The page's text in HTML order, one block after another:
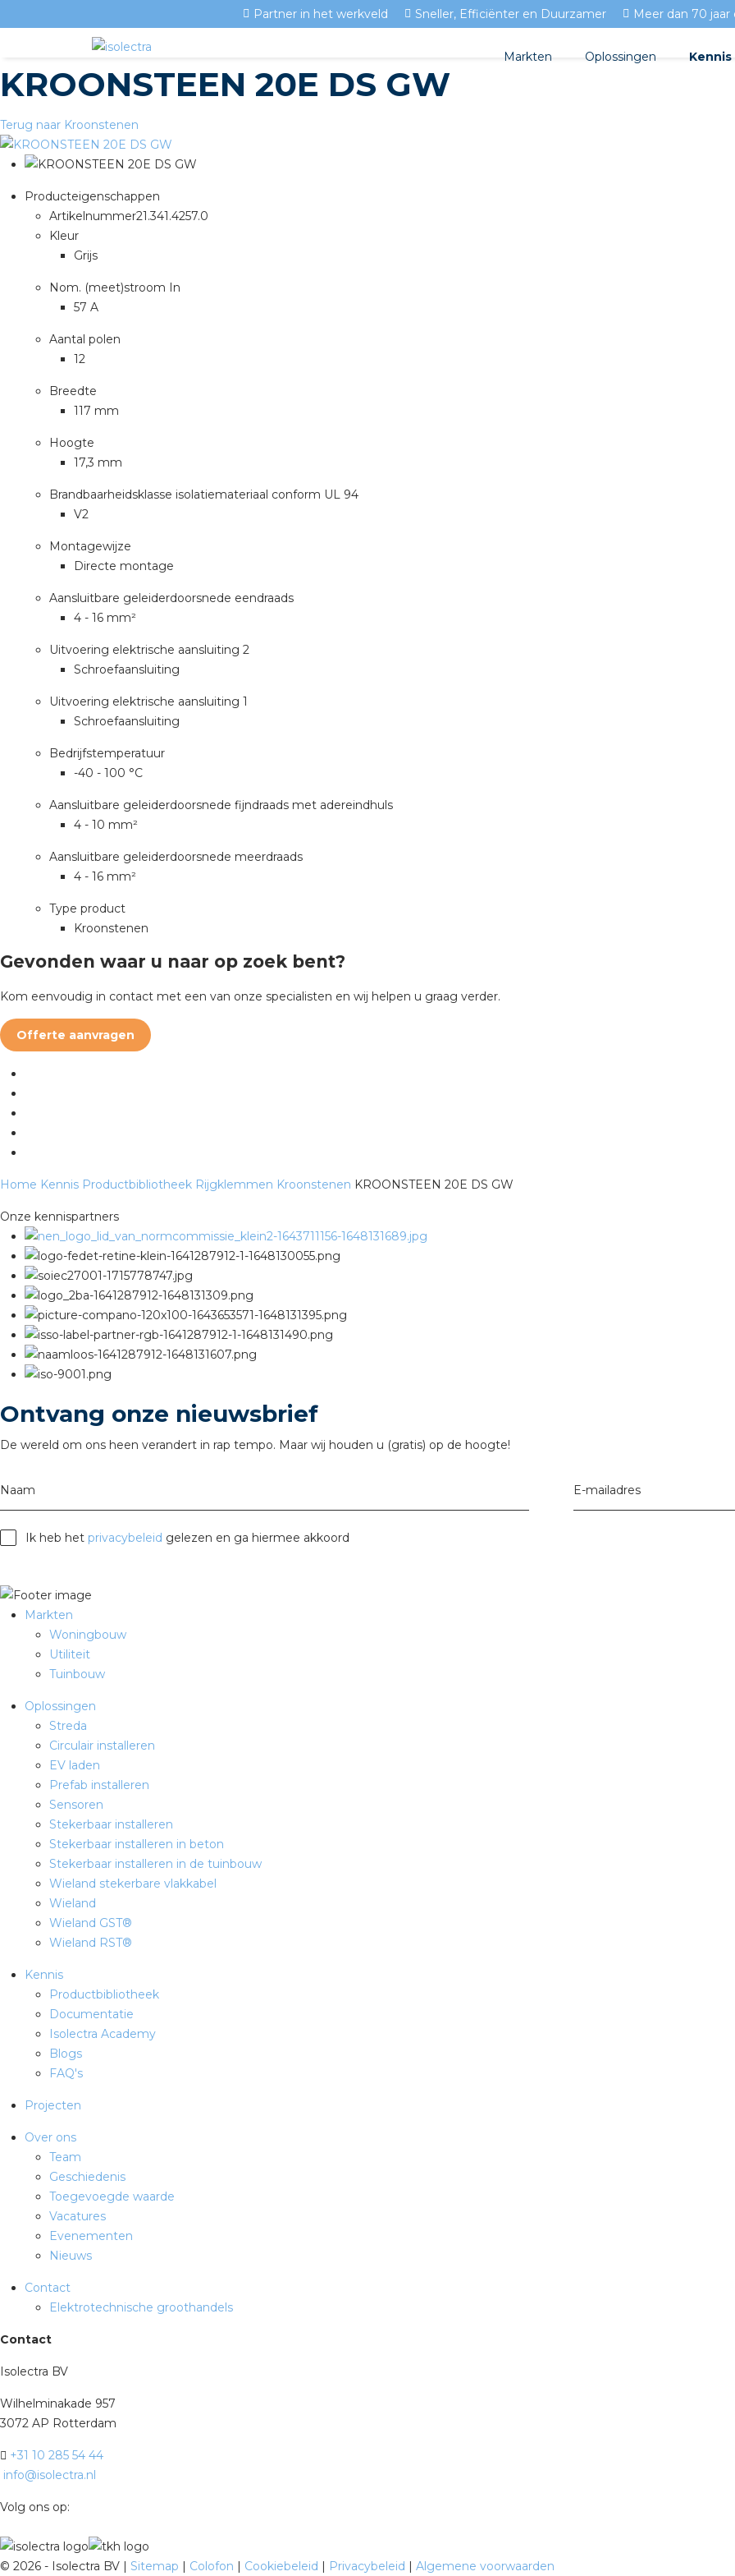
KROONSTEEN 20E DS GW
Terug naar Kroonstenen
Producteigenschappen
Artikelnummer21.341.4257.0
Kleur
Grijs
Nom. (meet)stroom In
57 A
Aantal polen
12
Breedte
117 mm
Hoogte
17,3 mm
Brandbaarheidsklasse isolatiemateriaal conform UL 94
V2
Montagewijze
Directe montage
Aansluitbare geleiderdoorsnede eendraads
4 - 16 mm²
Uitvoering elektrische aansluiting 2
Schroefaansluiting
Uitvoering elektrische aansluiting 1
Schroefaansluiting
Bedrijfstemperatuur
-40 - 100 °C
Aansluitbare geleiderdoorsnede fijndraads met adereindhuls
4 - 10 mm²
Aansluitbare geleiderdoorsnede meerdraads
4 - 16 mm²
Type product
Kroonstenen
Gevonden waar u naar op zoek bent?
Kom eenvoudig in contact met een van onze specialisten en wij helpen u graag verder.
Offerte aanvragen
Home Kennis Productbibliotheek Rijgklemmen Kroonstenen KROONSTEEN 20E DS GW
Onze kennispartners
Ontvang onze nieuwsbrief
De wereld om ons heen verandert in rap tempo. Maar wij houden u (gratis) op de hoogte!
Naam E-mailadres
Ik heb het privacybeleid gelezen en ga hiermee akkoord
Partner in het werkveld Sneller, Efficiënter en Duurzamer Meer dan 70 jaar
Markten Oplossingen Kennis
Markten
Woningbouw
Utiliteit
Tuinbouw
Oplossingen
Streda
Circulair installeren
EV laden
Prefab installeren
Sensoren
Stekerbaar installeren
Stekerbaar installeren in beton
Stekerbaar installeren in de tuinbouw
Wieland stekerbare vlakkabel
Wieland
Wieland GST®
Wieland RST®
Kennis
Productbibliotheek
Documentatie
Isolectra Academy
Blogs
FAQ's
Projecten
Over ons
Team
Geschiedenis
Toegevoegde waarde
Vacatures
Evenementen
Nieuws
Contact
Elektrotechnische groothandels
Contact
Isolectra BV
Wilhelminakade 957
3072 AP Rotterdam
+31 10 285 54 44
info@isolectra.nl
Volg ons op:
© 2026 - Isolectra BV | Sitemap | Colofon | Cookiebeleid | Privacybeleid | Algemene voorwaarden